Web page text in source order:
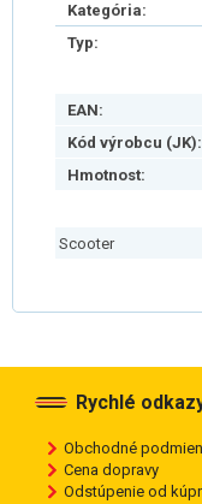
Kategória:
Typ:
EAN:
Kód výrobcu (JK):
Hmotnost:
Scooter
Rychlé
Obchodné
Cena dopravy
Odstúpenie od